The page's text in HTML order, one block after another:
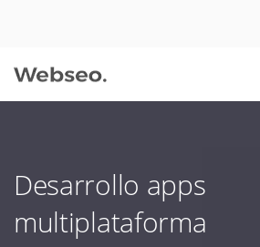
Desarrollo apps
multiplataforma
09:30 AM A 18:30 PM
soporte@webseo.cl